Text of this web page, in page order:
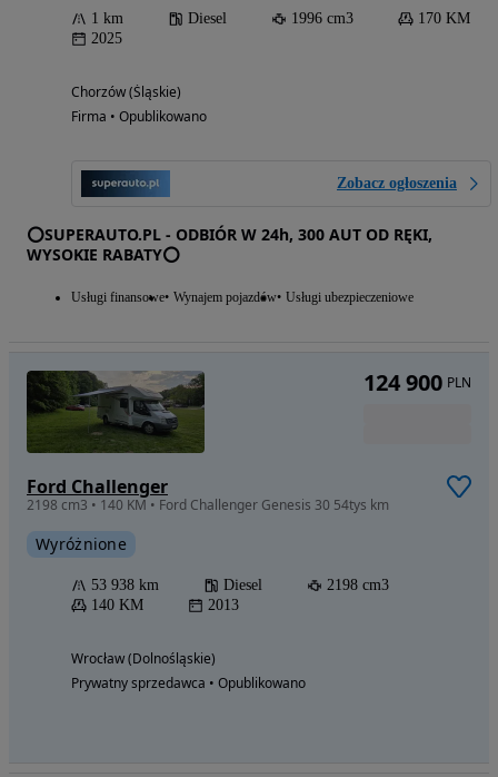
1 km Diesel 1996 cm3
170 KM
2025
Chorzów (Śląskie)
Firma • Opublikowano
Zobacz ogłoszenia
⭕SUPERAUTO.PL - ODBIÓR W 24h, 300 AUT OD RĘKI,
WYSOKIE RABATY⭕
Usługi finansowe Wynajem pojazdów Usługi ubezpieczeniowe
Ford Challenger
2198 cm3 • 140 KM • Ford Challenger Genesis 30 54tys km
Wyróżnione
53 938 km Diesel
2198 cm3
140 KM
2013
Wrocław (Dolnośląskie)
Prywatny sprzedawca • Opublikowano
124 900 PLN